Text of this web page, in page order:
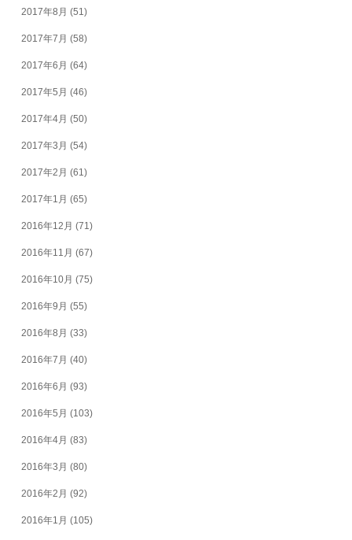
2017年8月 (51)
2017年7月 (58)
2017年6月 (64)
2017年5月 (46)
2017年4月 (50)
2017年3月 (54)
2017年2月 (61)
2017年1月 (65)
2016年12月 (71)
2016年11月 (67)
2016年10月 (75)
2016年9月 (55)
2016年8月 (33)
2016年7月 (40)
2016年6月 (93)
2016年5月 (103)
2016年4月 (83)
2016年3月 (80)
2016年2月 (92)
2016年1月 (105)